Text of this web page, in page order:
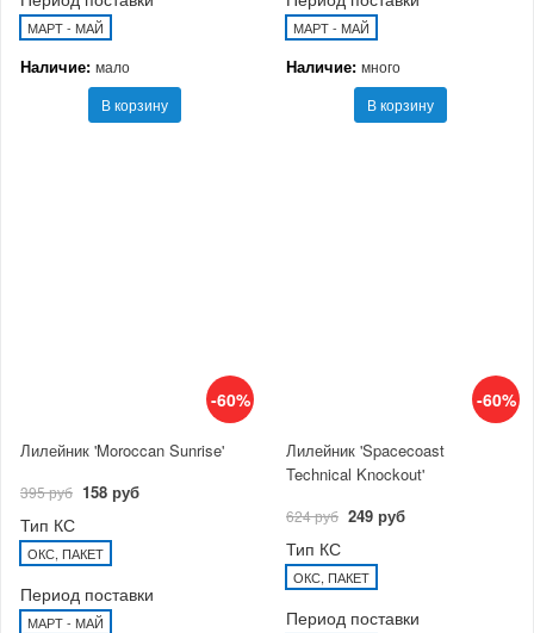
МАРТ - МАЙ
Наличие: мало
В корзину
МАРТ - МАЙ
Наличие: много
В корзину
-60%
Лилейник 'Moroccan Sunrise'
395 руб 158 руб
Тип КС
ОКС, ПАКЕТ
Период поставки
МАРТ - МАЙ
-60%
Лилейник 'Spacecoast
Technical Knockout'
624 руб 249 руб
Тип КС
ОКС, ПАКЕТ
Период поставки